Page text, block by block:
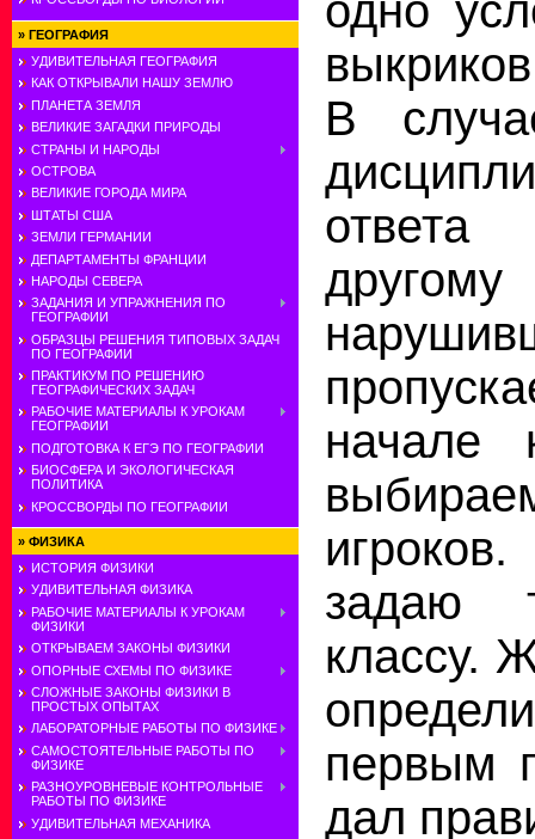
» ГЕОГРАФИЯ
УДИВИТЕЛЬНАЯ ГЕОГРАФИЯ
КАК ОТКРЫВАЛИ НАШУ ЗЕМЛЮ
ПЛАНЕТА ЗЕМЛЯ
ВЕЛИКИЕ ЗАГАДКИ ПРИРОДЫ
СТРАНЫ И НАРОДЫ
ОСТРОВА
ВЕЛИКИЕ ГОРОДА МИРА
ШТАТЫ США
ЗЕМЛИ ГЕРМАНИИ
ДЕПАРТАМЕНТЫ ФРАНЦИИ
НАРОДЫ СЕВЕРА
ЗАДАНИЯ И УПРАЖНЕНИЯ ПО
ГЕОГРАФИИ
ОБРАЗЦЫ РЕШЕНИЯ ТИПОВЫХ ЗАДАЧ
ПО ГЕОГРАФИИ
ПРАКТИКУМ ПО РЕШЕНИЮ
ГЕОГРАФИЧЕСКИХ ЗАДАЧ
РАБОЧИЕ МАТЕРИАЛЫ К УРОКАМ
ГЕОГРАФИИ
ПОДГОТОВКА К ЕГЭ ПО ГЕОГРАФИИ
БИОСФЕРА И ЭКОЛОГИЧЕСКАЯ
ПОЛИТИКА
КРОССВОРДЫ ПО ГЕОГРАФИИ
» ФИЗИКА
ИСТОРИЯ ФИЗИКИ
УДИВИТЕЛЬНАЯ ФИЗИКА
РАБОЧИЕ МАТЕРИАЛЫ К УРОКАМ
ФИЗИКИ
ОТКРЫВАЕМ ЗАКОНЫ ФИЗИКИ
ОПОРНЫЕ СХЕМЫ ПО ФИЗИКЕ
СЛОЖНЫЕ ЗАКОНЫ ФИЗИКИ В
ПРОСТЫХ ОПЫТАХ
ЛАБОРАТОРНЫЕ РАБОТЫ ПО ФИЗИКЕ
САМОСТОЯТЕЛЬНЫЕ РАБОТЫ ПО
ФИЗИКЕ
РАЗНОУРОВНЕВЫЕ КОНТРОЛЬНЫЕ
РАБОТЫ ПО ФИЗИКЕ
УДИВИТЕЛЬНАЯ МЕХАНИКА
В
ответа
начале
задаю
классу.
первым
дал